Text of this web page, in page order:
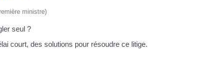
ministre)
seul ?
court, des solutions pour résoudre ce litige.